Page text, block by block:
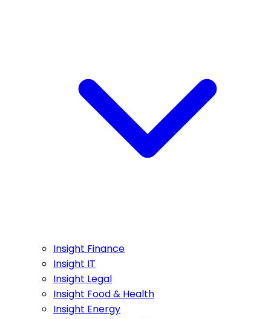
Insight Finance
Insight IT
Insight Legal
Insight Food & Health
Insight Energy